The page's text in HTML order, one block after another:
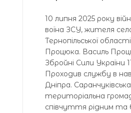
10 липня 2025 року
воїна ЗСУ, жителя
Тернопільської
Процюка. Василь
Збройні Сили України
Проходив службу в
Дніпра. Саранчуківська
територіальна
співчуття рідним та